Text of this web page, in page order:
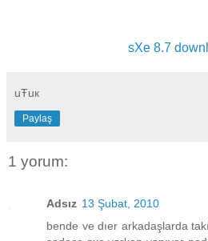
sXe 8.7
uŦuк
Paylaş
1 yorum:
Adsız 13 Şubat, 2010
bende ve dıer arkadaşlarda